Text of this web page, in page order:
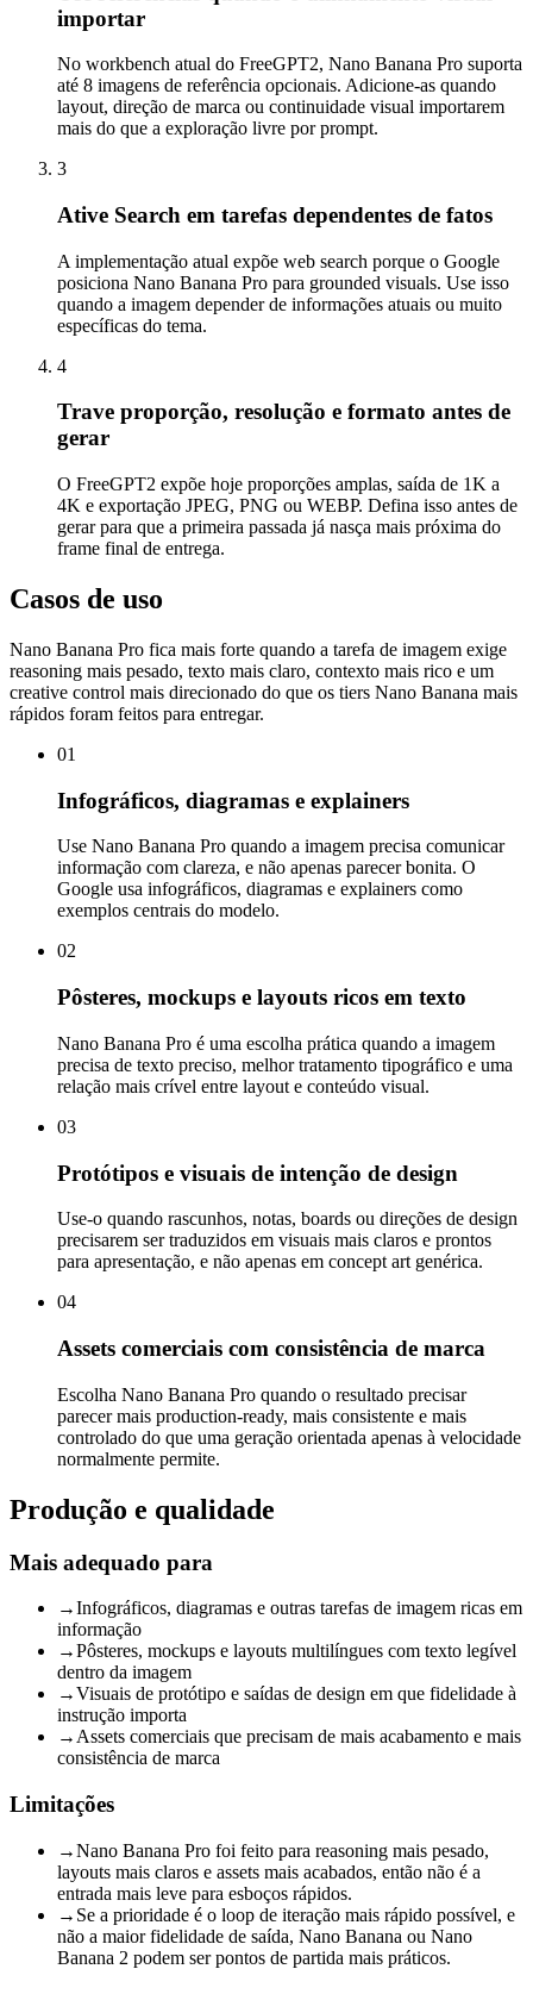
importar
No workbench atual do FreeGPT2, Nano Banana Pro suporta
até 8 imagens de referência opcionais. Adicione-as quando
layout, direção de marca ou continuidade visual importarem
mais do que a exploração livre por prompt.
3
Ative Search em tarefas dependentes de fatos
A implementação atual expõe web search porque o Google
posiciona Nano Banana Pro para grounded visuals. Use isso
quando a imagem depender de informações atuais ou muito
específicas do tema.
4
Trave proporção, resolução e formato antes de
gerar
O FreeGPT2 expõe hoje proporções amplas, saída de 1K a
4K e exportação JPEG, PNG ou WEBP. Defina isso antes de
gerar para que a primeira passada já nasça mais próxima do
frame final de entrega.
Casos de uso
Nano Banana Pro fica mais forte quando a tarefa de imagem exige
reasoning mais pesado, texto mais claro, contexto mais rico e um
creative control mais direcionado do que os tiers Nano Banana mais
rápidos foram feitos para entregar.
01
Infográficos, diagramas e explainers
Use Nano Banana Pro quando a imagem precisa comunicar
informação com clareza, e não apenas parecer bonita. O
Google usa infográficos, diagramas e explainers como
exemplos centrais do modelo.
02
Pôsteres, mockups e layouts ricos em texto
Nano Banana Pro é uma escolha prática quando a imagem
precisa de texto preciso, melhor tratamento tipográfico e uma
relação mais crível entre layout e conteúdo visual.
03
Protótipos e visuais de intenção de design
Use-o quando rascunhos, notas, boards ou direções de design
precisarem ser traduzidos em visuais mais claros e prontos
para apresentação, e não apenas em concept art genérica.
04
Assets comerciais com consistência de marca
Escolha Nano Banana Pro quando o resultado precisar
parecer mais production-ready, mais consistente e mais
controlado do que uma geração orientada apenas à velocidade
normalmente permite.
Produção e qualidade
Mais adequado para
→Infográficos, diagramas e outras tarefas de imagem ricas em
informação
→Pôsteres, mockups e layouts multilíngues com texto legível
dentro da imagem
→Visuais de protótipo e saídas de design em que fidelidade à
instrução importa
→ Assets comerciais que precisam de mais acabamento e mais
consistência de marca
Limitações
→Nano Banana Pro foi feito para reasoning mais pesado,
layouts mais claros e assets mais acabados, então não é a
entrada mais leve para esboços rápidos.
→ Se a prioridade é o loop de iteração mais rápido possível, e
não a maior fidelidade de saída, Nano Banana ou Nano
Banana 2 podem ser pontos de partida mais práticos.